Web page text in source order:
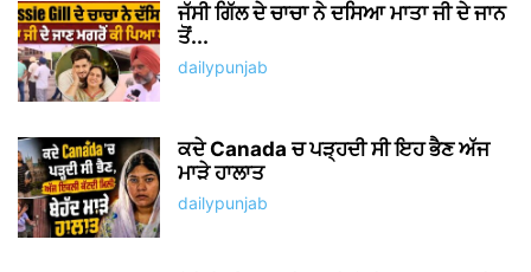
ਜੱਸੀ ਗਿੱਲ ਦੇ ਚਾਚਾ ਨੇ ਦਸਿਆ ਮਾਤਾ ਜੀ ਦੇ ਜਾਨ
ਤੋਂ...
dailypunjab
ਕਦੇ Canada ਚ ਪੜ੍ਹਦੀ ਸੀ ਇਹ ਭੈਣ ਅੱਜ
ਮਾੜੇ ਹਾਲਾਤ
dailypunjab